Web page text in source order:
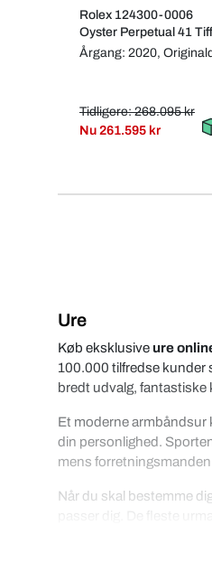
Rolex 124300-0006
Oyster Perpetual 41
Årgang: 2020,
Tidligere: 268.095 kr
Nu261.595 kr
Ure
Køb eksklusive ure
100.000 tilfredse kunder
bredt udvalg,
Et moderne armbåndsur
din personlighed.
mens
Når du skal bestemme